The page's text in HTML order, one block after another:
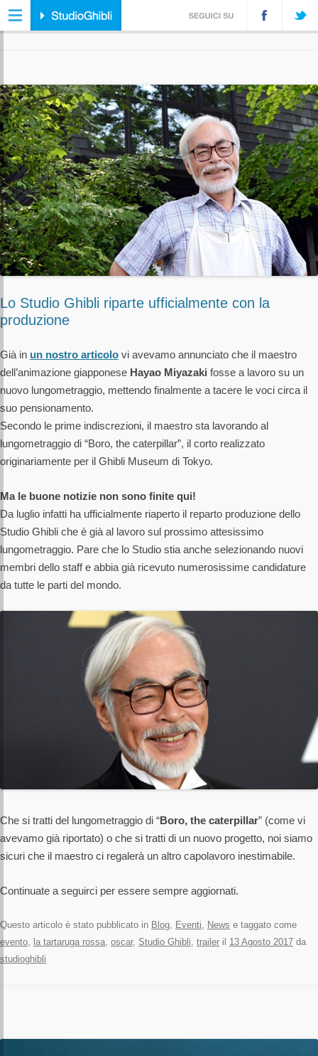
Lo Studio Ghibli riparte ufficialmente con la
produzione
Già in un nostro articolo vi avevamo annunciato che il maestro
dell’animazione giapponese Hayao Miyazaki fosse a lavoro su un
nuovo lungometraggio, mettendo finalmente a tacere le voci circa il
suo pensionamento.
Secondo le prime indiscrezioni, il maestro sta lavorando al
lungometraggio di “Boro, the caterpillar”, il corto realizzato
originariamente per il Ghibli Museum di Tokyo.
Ma le buone notizie non sono finite qui!
Da luglio infatti ha ufficialmente riaperto il reparto produzione dello
Studio Ghibli che è già al lavoro sul prossimo attesissimo
lungometraggio. Pare che lo Studio stia anche selezionando nuovi
membri dello staff e abbia già ricevuto numerosissime candidature
da tutte le parti del mondo.
Che si tratti del lungometraggio di “Boro, the caterpillar” (come vi
avevamo già riportato) o che si tratti di un nuovo progetto, noi siamo
sicuri che il maestro ci regalerà un altro capolavoro inestimabile.
Continuate a seguirci per essere sempre aggiornati.
Questo articolo è stato pubblicato in Blog, Eventi, News e taggato come
evento, la tartaruga rossa, oscar, Studio Ghibli, trailer il 13 Agosto 2017 da
studioghibli